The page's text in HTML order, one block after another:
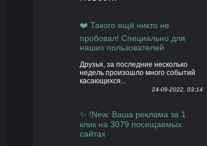
❤️ Такого ещё никто не
пробовал! Специально для
наших пользователей
Друзья, за последние несколько
недель произошло много событий
касающихся...
24-09-2022, 03:14
✨ !New. Ваша реклама за 1
клик на 3079 посещаемых
сайтах